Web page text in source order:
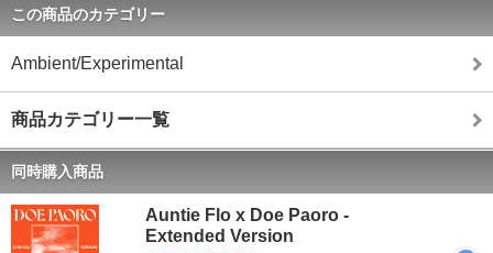
この商品のカテゴリー
Ambient/Experimental
商品カテゴリー一覧
同時購入商品
Auntie Flo x Doe Paoro -
Extended Version